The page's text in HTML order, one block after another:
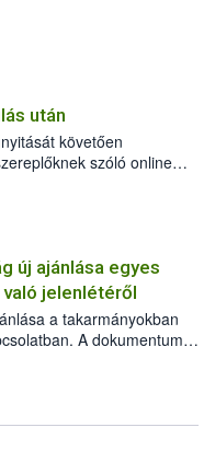
után
követően
szóló online
új ajánlása egyes
jelenlétéről
a takarmányokban
A dokumentum
írja elő, és a jelenleg